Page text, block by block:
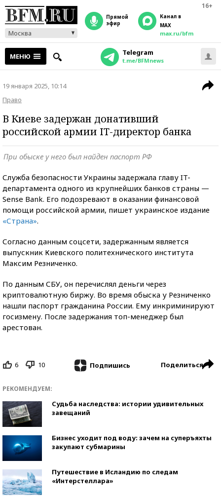
16+
Москва
прямой
эфир
Канал в
MAX
max.ru/bfm
МЕНЮ Telegram
t.me/BFMnews
19 января 2025, 10:14
Право
В Киеве задержан донативший
российской армии IT-директор банка
При обыске у него был найден паспорт РФ
Служба безопасности Украины задержала главу IT-
департамента одного из крупнейших банков страны —
Sense Bank. Его подозревают в оказании финансовой
помощи российской армии, пишет украинское издание
«Страна».
Согласно данным соцсети, задержанным является
выпускник Киевского политехнического института
Максим Резниченко.
По данным СБУ, он перечислял деньги через
криптовалютную биржу. Во время обыска у Резниченко
нашли паспорт гражданина России. Ему инкриминируют
госизмену. После задержания топ-менеджер был
арестован.
6 10 Подпишись Поделиться
РЕКОМЕНДУЕМ:
Судьба наследства: истории удивительных
завещаний
Бизнес уходит под воду: зачем на суперъяхты
закупают субмарины
Путешествие в Исландию по следам
«Интерстеллара»